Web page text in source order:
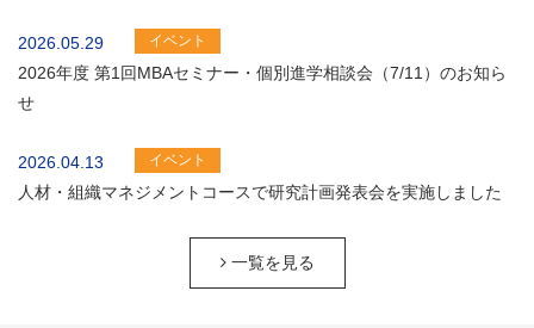
2026.05.29 イベント
2026年度 第1回MBAセミナー・個別進学相談会（7/11）のお知ら
せ
2026.04.13 イベント
人材・組織マネジメントコースで研究計画発表会を実施しました
一覧を見る